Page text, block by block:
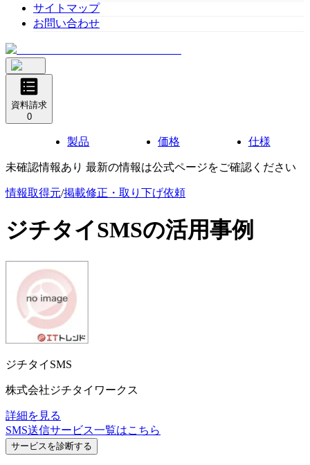
サイトマップ
お問い合わせ
資料請求
0
製品 価格 仕様
未確認情報あり 最新の情報は公式ページをご確認ください
情報取得元/掲載修正・取り下げ依頼
ジチタイSMSの活用事例
ジチタイSMS
株式会社ジチタイワークス
詳細を見る
SMS送信サービス一覧はこちら
サービスを診断する